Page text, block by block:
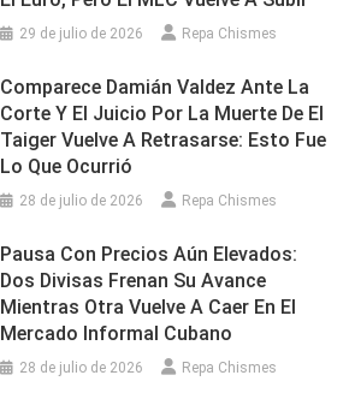
29 de julio de 2026 Repa Chismes
Comparece Damián Valdez Ante La
Corte Y El Juicio Por La Muerte De El
Taiger Vuelve A Retrasarse: Esto Fue
Lo Que Ocurrió
28 de julio de 2026 Repa Chismes
Pausa Con Precios Aún Elevados:
Dos Divisas Frenan Su Avance
Mientras Otra Vuelve A Caer En El
Mercado Informal Cubano
28 de julio de 2026 Repa Chismes